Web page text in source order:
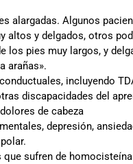
alargadas. Algunos
altos y delgados, otros
los pies muy largos, y
arañas».
incluyendo
discapacidades del
de cabeza
depresión,
que sufren de